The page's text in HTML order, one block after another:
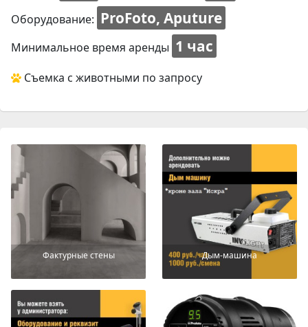
Оборудование: ProFoto, Aputure
Минимальное время аренды 1 час
Съемка с животными по запросу
Фактурные стены Дым-машина